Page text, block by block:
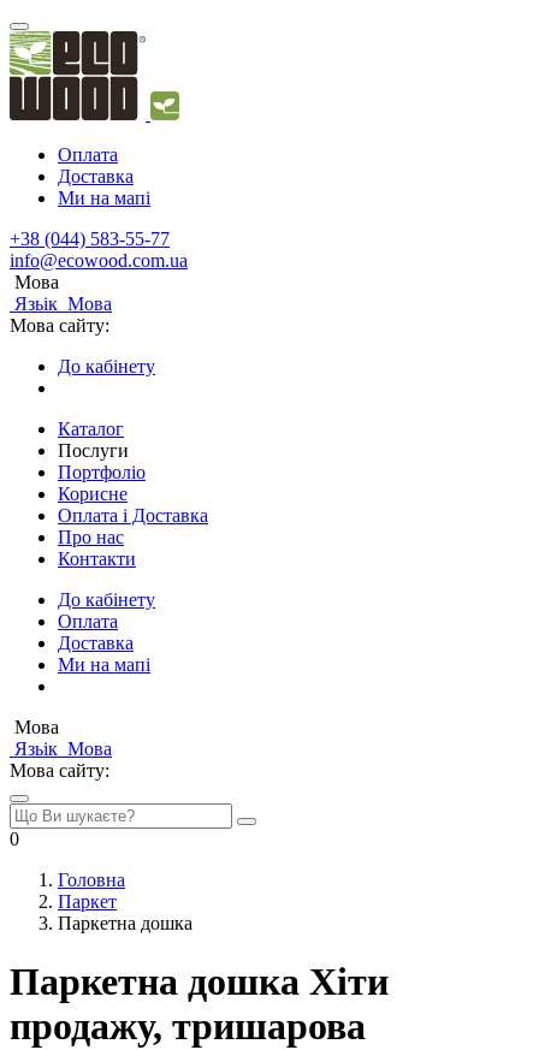
Оплата
Доставка
Ми на мапі
+38 (044) 583-55-77
info@ecowood.com.ua
Мова
Язьік Мова
Мова сайту:
До кабінету
Каталог
Послуги
Портфоліо
Корисне
Оплата і Доставка
Про нас
Контакти
До кабінету
Оплата
Доставка
Ми на мапі
Мова
Язьік Мова
Мова сайту:
0
Головна
Паркет
Паркетна дошка
Паркетна дошка Хіти
продажу, тришарова